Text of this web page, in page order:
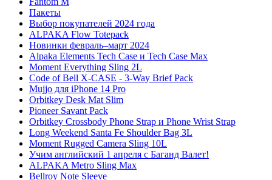
Пакеты
Выбор покупателей 2024 года
ALPAKA Flow Totepack
Новинки февраль–март 2024
Alpaka Elements Tech Case и Tech Case Max
Moment Everything Sling 2L
Code of Bell X-CASE - 3-Way Brief Pack
Mujjo для iPhone 14 Pro
Orbitkey Desk Mat Slim
Pioneer Savant Pack
Orbitkey Crossbody Phone Strap и Phone Wrist Strap
Long Weekend Santa Fe Shoulder Bag 3L
Moment Rugged Camera Sling 10L
Учим английский 1 апреля с Баганд Валет!
ALPAKA Metro Sling Max
Bellroy Note Sleeve